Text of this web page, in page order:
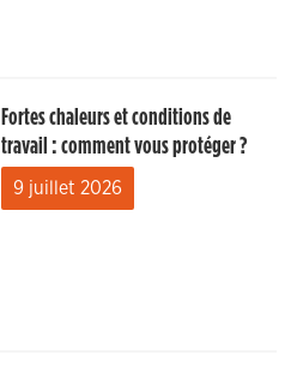
Fortes chaleurs et conditions de
travail : comment vous protéger ?
9 juillet 2026